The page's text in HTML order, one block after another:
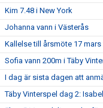
Kim 7.48 i New York
Johanna vann i Västerås
Kallelse till årsmöte 17 mars
Sofia vann 200m i Täby
I dag är sista dagen att
Täby Vinterspel dag 2: